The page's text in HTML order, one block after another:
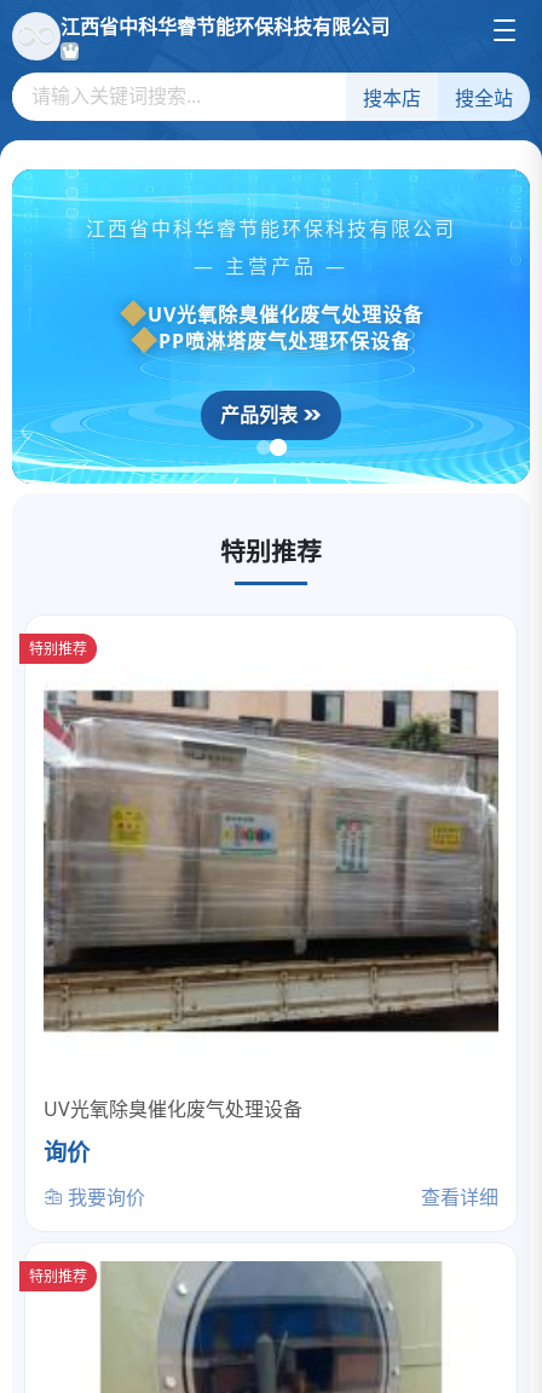
江西省中科华睿节能环保科技有限公司
搜本店 搜全站
江西省中科华睿节能环保科技有限公司
— 主营产品 —
UV光氧除臭催化废气处理设备
PP喷淋塔废气处理环保设备
产品列表
特别推荐
特别推荐
UV光氧除臭催化废气处理设备
询价
我要询价 查看详细
特别推荐